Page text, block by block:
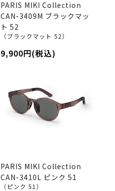
PARIS MIKI Collection
CAN-3409M ブラックマッ
ト 52
（ブラックマット 52）
9,900円(税込)
PARIS MIKI Collection
CAN-3410L ピンク 51
（ピンク 51）